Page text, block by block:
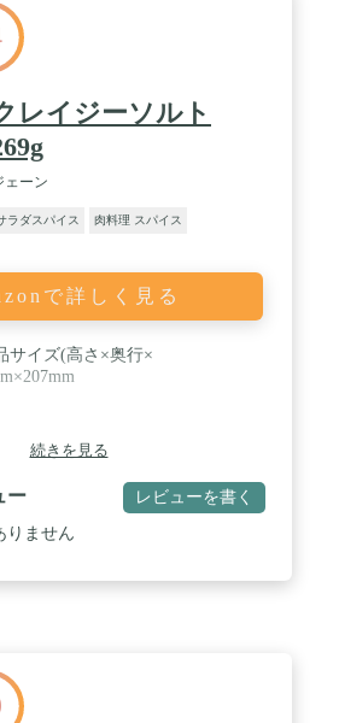
レイジーソルト
ェーン
ラダスパイス 肉料理 スパイス
で詳しく見る
サイズ(高さ×奥行×
続きを見る
ー レビューを書く
りません